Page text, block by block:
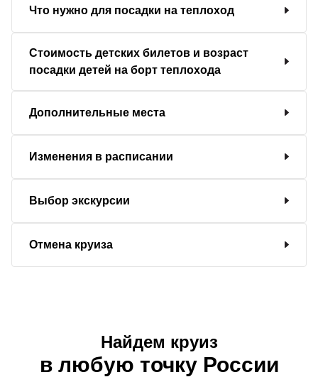
Что нужно для посадки на теплоход
Стоимость детских билетов и возраст
посадки детей на борт теплохода
Дополнительные места
Изменения в расписании
Выбор экскурсии
Отмена круиза
Найдем круиз
в любую точку России